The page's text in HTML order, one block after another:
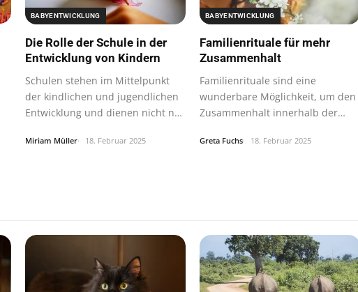
BABYENTWICKLUNG
Die Rolle der Schule in der
Entwicklung von Kindern
Schulen stehen im Mittelpunkt
der kindlichen und jugendlichen
Entwicklung und dienen nicht nur
Miriam Müller 18. Februar 2025
BABYENTWICKLUNG
Familienrituale für mehr
Zusammenhalt
Familienrituale sind eine
wunderbare Möglichkeit, um den
Zusammenhalt innerhalb der
Greta Fuchs 18. Februar 2025